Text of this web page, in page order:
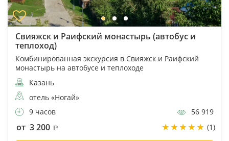
Свияжск и Раифский монастырь (автобус и
теплоход)
Комбинированная экскурсия в Свияжск и Раифский
монастырь на автобусе и теплоходе
Казань
отель «Ногай»
9 часов
56 919
от 3 200 (1)